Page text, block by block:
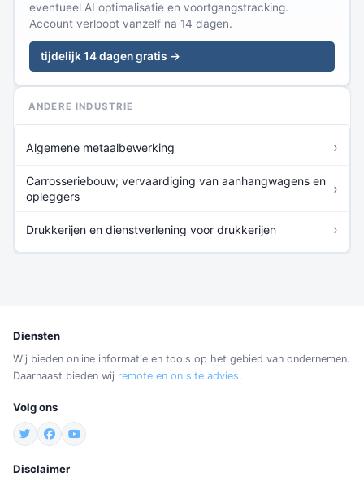
eventueel AI optimalisatie en voortgangstracking.
Account verloopt vanzelf na 14 dagen.
tijdelijk 14 dagen gratis →
ANDERE INDUSTRIE
Algemene metaalbewerking ›
Carrosseriebouw; vervaardiging van aanhangwagens en
opleggers
›
Drukkerijen en dienstverlening voor drukkerijen ›
Diensten
Wij bieden online informatie en tools op het gebied van ondernemen.
Daarnaast bieden wij remote en on site advies.
Volg ons
Disclaimer